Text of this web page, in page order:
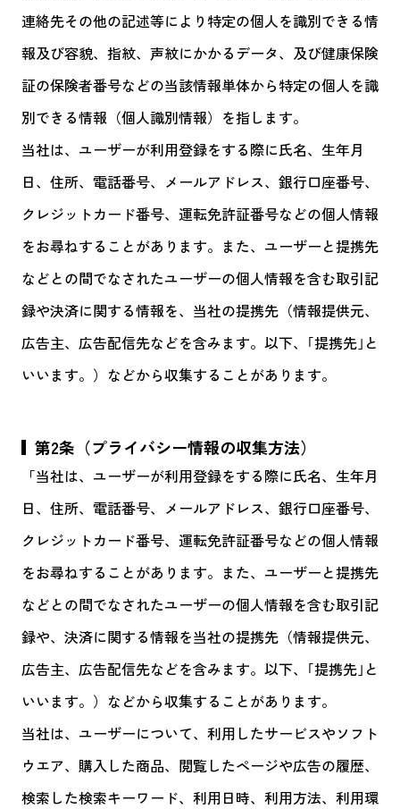
連絡先その他の記述等により特定の個人を識別できる情
報及び容貌、指紋、声紋にかかるデータ、及び健康保険
証の保険者番号などの当該情報単体から特定の個人を識
別できる情報（個人識別情報）を指します。
当社は、ユーザーが利用登録をする際に氏名、生年月
日、住所、電話番号、メールアドレス、銀行口座番号、
クレジットカード番号、運転免許証番号などの個人情報
をお尋ねすることがあります。また、ユーザーと提携先
などとの間でなされたユーザーの個人情報を含む取引記
録や決済に関する情報を、当社の提携先（情報提供元、
広告主、広告配信先などを含みます。以下、｢提携先｣と
いいます。）などから収集することがあります。
第2条（プライバシー情報の収集方法）
「当社は、ユーザーが利用登録をする際に氏名、生年月
日、住所、電話番号、メールアドレス、銀行口座番号、
クレジットカード番号、運転免許証番号などの個人情報
をお尋ねすることがあります。また、ユーザーと提携先
などとの間でなされたユーザーの個人情報を含む取引記
録や、決済に関する情報を当社の提携先（情報提供元、
広告主、広告配信先などを含みます。以下、｢提携先｣と
いいます。）などから収集することがあります。
当社は、ユーザーについて、利用したサービスやソフト
ウエア、購入した商品、閲覧したページや広告の履歴、
検索した検索キーワード、利用日時、利用方法、利用環